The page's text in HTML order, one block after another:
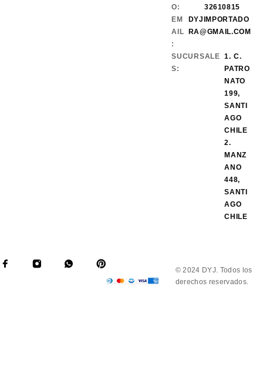
O:
32610815
EM
AIL
:
DYJIMPORTADO
RA@GMAIL.COM
SUCURSALE
S:
1. C.
PATRO
NATO
199,
SANTI
AGO
CHILE
2.
MANZ
ANO
448,
SANTI
AGO
CHILE
© 2024 DYJ. Todos los
derechos reservados.